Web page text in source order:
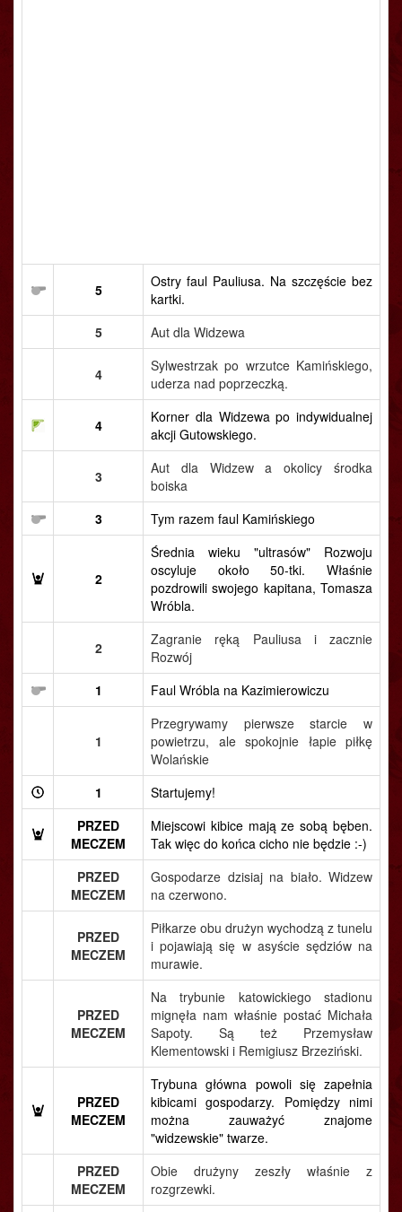
5
Ostry faul Pauliusa. Na szczęście bez
kartki.
5
Aut dla Widzewa
4
Sylwestrzak po wrzutce Kamińskiego,
uderza nad poprzeczką.
4
Korner dla Widzewa po indywidualnej
akcji Gutowskiego.
3
Aut dla Widzew a okolicy środka
boiska
3
Tym razem faul Kamińskiego
2
Średnia wieku "ultrasów" Rozwoju
oscyluje około 50-tki. Właśnie
pozdrowili swojego kapitana, Tomasza
Wróbla.
2
Zagranie ręką Pauliusa i zacznie
Rozwój
1
Faul Wróbla na Kazimierowiczu
1
Przegrywamy pierwsze starcie w
powietrzu, ale spokojnie łapie piłkę
Wolańskie
1
Startujemy!
PRZED
MECZEM
Miejscowi kibice mają ze sobą bęben.
Tak więc do końca cicho nie będzie :-)
PRZED
MECZEM
Gospodarze dzisiaj na biało. Widzew
na czerwono.
PRZED
MECZEM
Piłkarze obu drużyn wychodzą z tunelu
i pojawiają się w asyście sędziów na
murawie.
PRZED
MECZEM
Na trybunie katowickiego stadionu
mignęła nam właśnie postać Michała
Sapoty. Są też Przemysław
Klementowski i Remigiusz Brzeziński.
PRZED
MECZEM
Trybuna główna powoli się zapełnia
kibicami gospodarzy. Pomiędzy nimi
można zauważyć znajome
"widzewskie" twarze.
PRZED
MECZEM
Obie drużyny zeszły właśnie z
rozgrzewki.